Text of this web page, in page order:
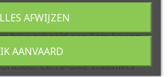
herenfiets is die bij jouw
je bijvoorbeeld een fiets kopen
afstanden naar de werk en zo
Een e-bike stadsfiets
AFWIJZEN
IK AANVAARD